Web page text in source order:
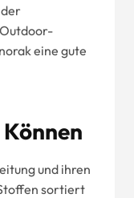
eine gute
und ihren
sortiert